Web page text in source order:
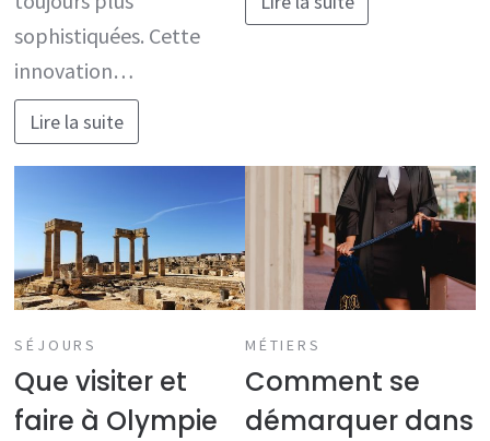
sophistiquées. Cette
innovation…
Lire la suite
SÉJOURS
Que visiter et
faire à Olympie
MÉTIERS
Comment se
démarquer dans